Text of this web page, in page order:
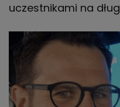
uczestnikami na